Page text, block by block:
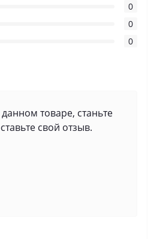
0
0
0
товаре, станьте
свой отзыв.